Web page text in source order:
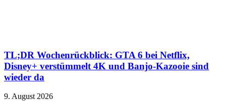
TL;DR Wochenrückblick: GTA 6 bei Netflix,
Disney+ verstümmelt 4K und Banjo-Kazooie sind
wieder da
9. August 2026